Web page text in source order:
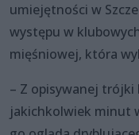
umiejętności w
występu w
mięśniowej, która
– Z opisywanej trójki
jakichkolwiek minut